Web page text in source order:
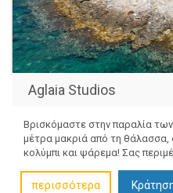
Aglaia Studios
Βρισκόμαστε στην παραλία
μέτρα μακριά από τη θάλασσα,
κολύμπι και ψάρεμα! Σας
περισσότερα